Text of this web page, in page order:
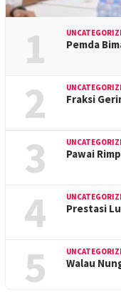
1 Pemda
2 Fraksi
3 Pawai
4 Prestasi
5 Walau